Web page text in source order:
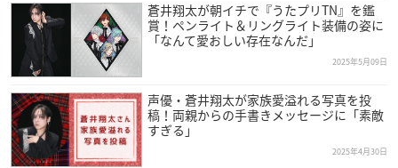
ー。そのハイトーンボイスを活かし、少年から女性役まで様々
な役を演じられています。
高い歌唱力でも知られ、アーティストとしてライブや音楽番組
などにも多数出演。そのほかにも舞台やドラマなど多彩な方面
で活躍する、現在大注目の声優さんです！
蒼井翔太が朝イチで『うたプリTN』を鑑
賞！ペンライト＆リングライト装備の姿に
「なんて愛おしい存在なんだ」
2025年5月09日
声優・蒼井翔太が家族愛溢れる写真を投
稿！両親からの手書きメッセージに「素敵
すぎる」
2025年4月30日